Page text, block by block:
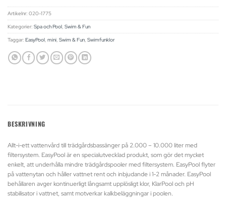
Artikelnr: 020-1775
Kategorier: Spa och Pool, Swim & Fun
Taggar: EasyPool, mini, Swim & Fun, Swimfunklor
BESKRIVNING
Allt-i-ett vattenvård till trädgårdsbassänger på 2.000 – 10.000 liter med
filtersystem. EasyPool är en specialutvecklad produkt, som gör det mycket
enkelt, att underhålla mindre trädgårdspooler med filtersystem. EasyPool flyter
på vattenytan och håller vattnet rent och inbjudande i 1-2 månader. EasyPool
behållaren avger kontinuerligt långsamt upplösligt klor, KlarPool och pH
stabilisator i vattnet, samt motverkar kalkbeläggningar i poolen.